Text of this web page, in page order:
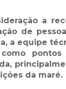
a
de
a equipe
da maré.